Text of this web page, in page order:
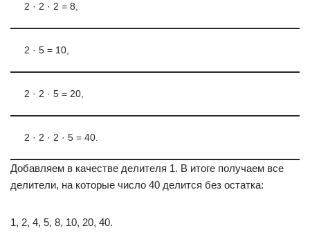
2 · 2 · 2 = 8,
2 · 5 = 10,
2 · 2 · 5 = 20,
2 · 2 · 2 · 5 = 40.
Добавляем в качестве делителя 1. В итоге получаем все
делители, на которые число 40 делится без остатка:
1, 2, 4, 5, 8, 10, 20, 40.